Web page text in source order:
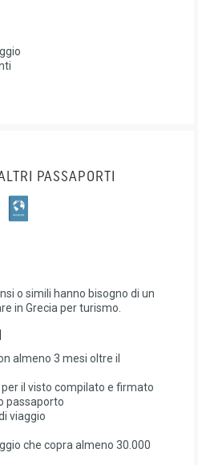
PASSAPORTI
o simili hanno bisogno di un
in Grecia per turismo.
almeno 3 mesi oltre il
il visto compilato e firmato
passaporto
viaggio
che copra almeno 30.000